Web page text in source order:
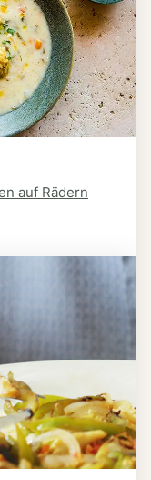
auf Rädern